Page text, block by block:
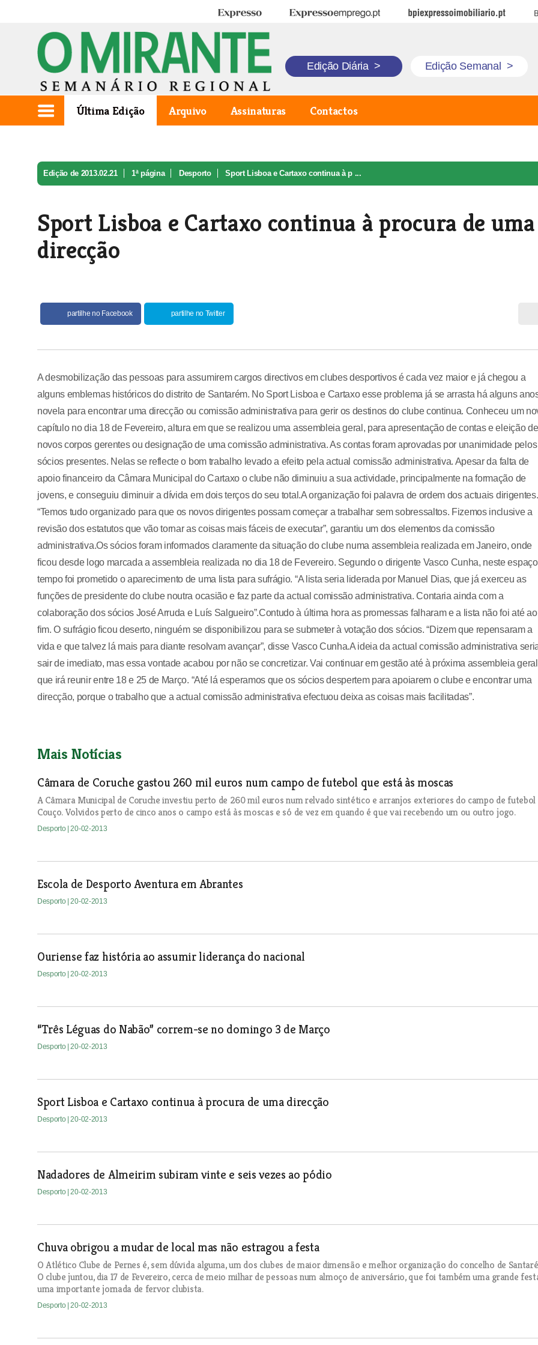
Expresso Expresso Emprego BPI Expresso Imobiliário
Edição Diária > Edição Semanal >
Última Edição Arquivo Assinaturas Contactos
Edição de 2013.02.21 1ª página Desporto Sport Lisboa e Cartaxo continua à p ...
Sport Lisboa e Cartaxo continua à procura de uma
direcção
partilhe no Facebook partilhe no Twitter
A desmobilização das pessoas para assumirem cargos directivos em clubes desportivos é cada vez maior e já chegou a
alguns emblemas históricos do distrito de Santarém. No Sport Lisboa e Cartaxo esse problema já se arrasta há alguns
novela para encontrar uma direcção ou comissão administrativa para gerir os destinos do clube continua. Conheceu um
capítulo no dia 18 de Fevereiro, altura em que se realizou uma assembleia geral, para apresentação de contas e eleição de
novos corpos gerentes ou designação de uma comissão administrativa. As contas foram aprovadas por unanimidade
sócios presentes. Nelas se reflecte o bom trabalho levado a efeito pela actual comissão administrativa. Apesar da falta de
apoio financeiro da Câmara Municipal do Cartaxo o clube não diminuiu a sua actividade, principalmente na formação de
jovens, e conseguiu diminuir a dívida em dois terços do seu total.A organização foi palavra de ordem dos actuais dirigentes.
“Temos tudo organizado para que os novos dirigentes possam começar a trabalhar sem sobressaltos. Fizemos inclusive a
revisão dos estatutos que vão tornar as coisas mais fáceis de executar”, garantiu um dos elementos da comissão
administrativa.Os sócios foram informados claramente da situação do clube numa assembleia realizada em Janeiro, onde
ficou desde logo marcada a assembleia realizada no dia 18 de Fevereiro. Segundo o dirigente Vasco Cunha, neste
tempo foi prometido o aparecimento de uma lista para sufrágio. “A lista seria liderada por Manuel Dias, que já exerceu as
funções de presidente do clube noutra ocasião e faz parte da actual comissão administrativa. Contaria ainda com a
colaboração dos sócios José Arruda e Luís Salgueiro”.Contudo à última hora as promessas falharam e a lista não foi até ao
fim. O sufrágio ficou deserto, ninguém se disponibilizou para se submeter à votação dos sócios. “Dizem que repensaram a
vida e que talvez lá mais para diante resolvam avançar”, disse Vasco Cunha.A ideia da actual comissão administrativa
sair de imediato, mas essa vontade acabou por não se concretizar. Vai continuar em gestão até à próxima assembleia geral
que irá reunir entre 18 e 25 de Março. “Até lá esperamos que os sócios despertem para apoiarem o clube e encontrar uma
direcção, porque o trabalho que a actual comissão administrativa efectuou deixa as coisas mais facilitadas”.
Mais Notícias
Câmara de Coruche gastou 260 mil euros num campo de futebol que está às moscas
A Câmara Municipal de Coruche investiu perto de 260 mil euros num relvado sintético e arranjos exteriores do campo de futebol
Couço. Volvidos perto de cinco anos o campo está às moscas e só de vez em quando é que vai recebendo um ou outro jogo.
Desporto | 20-02-2013
Escola de Desporto Aventura em Abrantes
Desporto | 20-02-2013
Ouriense faz história ao assumir liderança do nacional
Desporto | 20-02-2013
“Três Léguas do Nabão” correm-se no domingo 3 de Março
Desporto | 20-02-2013
Sport Lisboa e Cartaxo continua à procura de uma direcção
Desporto | 20-02-2013
Nadadores de Almeirim subiram vinte e seis vezes ao pódio
Desporto | 20-02-2013
Chuva obrigou a mudar de local mas não estragou a festa
O Atlético Clube de Pernes é, sem dúvida alguma, um dos clubes de maior dimensão e melhor organização do concelho de
O clube juntou, dia 17 de Fevereiro, cerca de meio milhar de pessoas num almoço de aniversário, que foi também uma grande
uma importante jornada de fervor clubista.
Desporto | 20-02-2013